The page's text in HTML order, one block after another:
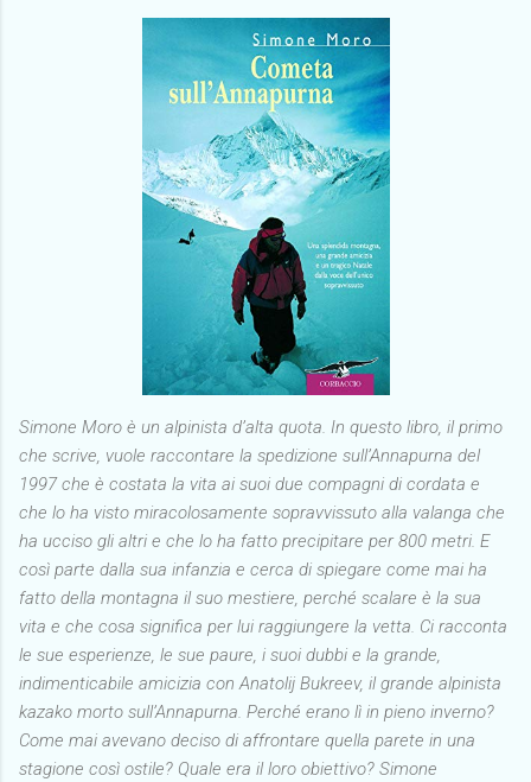
Simone Moro è un alpinista d’alta quota. In questo libro, il primo
che scrive, vuole raccontare la spedizione sull’Annapurna del
1997 che è costata la vita ai suoi due compagni di cordata e
che lo ha visto miracolosamente sopravvissuto alla valanga che
ha ucciso gli altri e che lo ha fatto precipitare per 800 metri. E
così parte dalla sua infanzia e cerca di spiegare come mai ha
fatto della montagna il suo mestiere, perché scalare è la sua
vita e che cosa significa per lui raggiungere la vetta. Ci racconta
le sue esperienze, le sue paure, i suoi dubbi e la grande,
indimenticabile amicizia con Anatolij Bukreev, il grande alpinista
kazako morto sull’Annapurna. Perché erano lì in pieno inverno?
Come mai avevano deciso di affrontare quella parete in una
stagione così ostile? Quale era il loro obiettivo? Simone